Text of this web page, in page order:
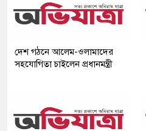
দেশ গঠনে আলেম-ওলামাদের
সহযোগিতা চাইলেন প্রধানমন্ত্রী